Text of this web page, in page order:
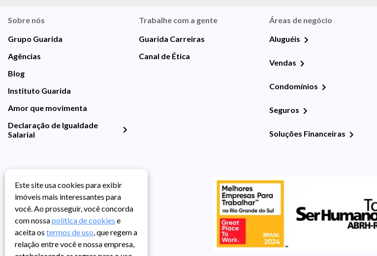
Sobre nós
Grupo Guarida
Agências
Blog
Instituto Guarida
Amor que movimenta
Declaração de Igualdade
Salarial
Trabalhe com a gente
Guarida Carreiras
Canal de Ética
Áreas de negócio
Aluguéis
Vendas
Condomínios
Seguros
Soluções Financeiras
Este site usa cookies para exibir
imóveis mais interessantes para
você. Ao prosseguir, você concorda
com nossapolítica de cookies e
aceita os termos de uso, que regem a
relação entre você e nossa empresa,